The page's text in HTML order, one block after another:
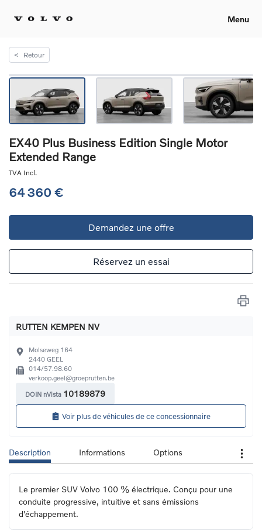
Menu
< Retour
EX40 Plus Business Edition Single Motor
Extended Range
TVA Incl.
64 360 €
Demandez une offre
Réservez un essai
RUTTEN KEMPEN NV
Molseweg 164
2440 GEEL
014/57.98.60
verkoop.geel@groeprutten.be
DOIN nVista 10189879
Voir plus de véhicules de ce concessionnaire
Description Informations Options
Le premier SUV Volvo 100 % électrique. Conçu pour une
conduite progressive, intuitive et sans émissions
d'échappement.